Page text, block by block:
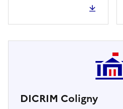
DICRIM Coligny